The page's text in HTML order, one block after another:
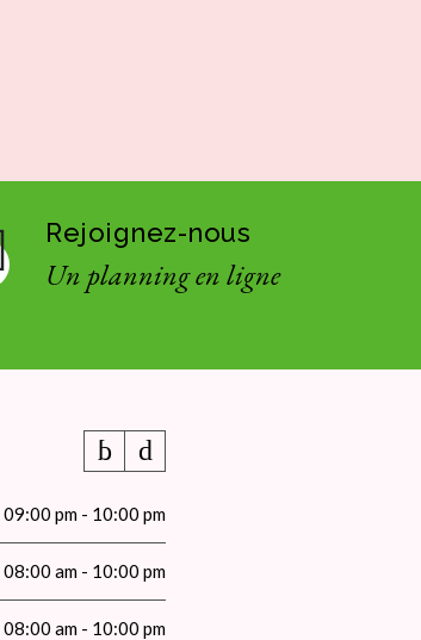
Rejoignez-nous
Un planning en ligne
09:00 pm - 10:00 pm
08:00 am - 10:00 pm
08:00 am - 10:00 pm